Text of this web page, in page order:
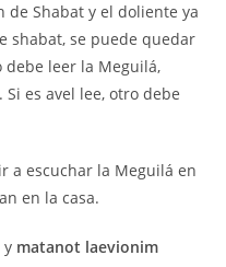
de Shabat y el doliente ya
shabat, se puede quedar
debe leer la Meguilá,
es avel lee, otro debe
a escuchar la Meguilá en
en la casa.
y matanot laevionim